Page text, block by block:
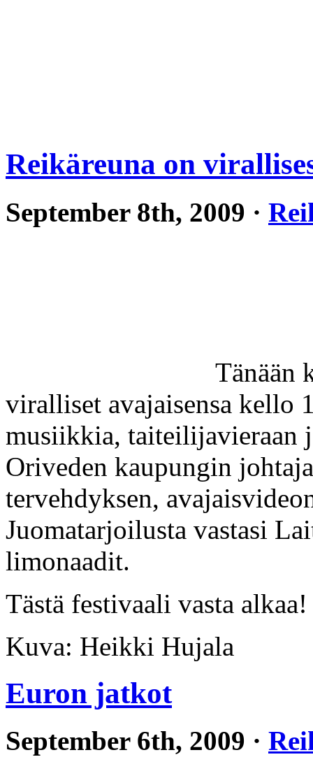
Reikäreuna on
September 8th, 2009 ·
Tänään
viralliset avajaisensa kello
musiikkia, taiteilijavieraan
Oriveden kaupungin
tervehdyksen,
Juomatarjoilusta vastasi
limonaadit.
Tästä festivaali vasta alkaa!
Kuva: Heikki Hujala
Euron jatkot
September 6th, 2009 ·